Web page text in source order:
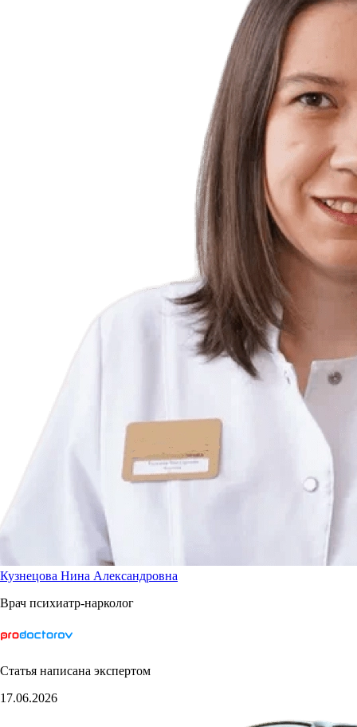
Кузнецова Нина Александровна
Врач психиатр-нарколог
Статья написана экспертом
17.06.2026